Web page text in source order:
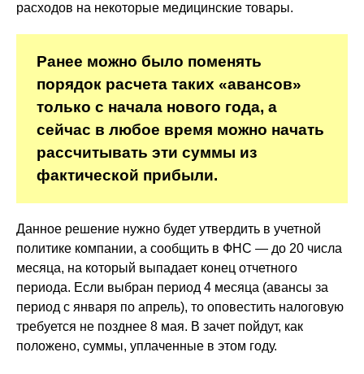
расходов на некоторые медицинские товары.
Ранее можно было поменять
порядок расчета таких «авансов»
только с начала нового года, а
сейчас в любое время можно начать
рассчитывать эти суммы из
фактической прибыли.
Данное решение нужно будет утвердить в учетной
политике компании, а сообщить в ФНС — до 20 числа
месяца, на который выпадает конец отчетного
периода. Если выбран период 4 месяца (авансы за
период с января по апрель), то оповестить налоговую
требуется не позднее 8 мая. В зачет пойдут, как
положено, суммы, уплаченные в этом году.